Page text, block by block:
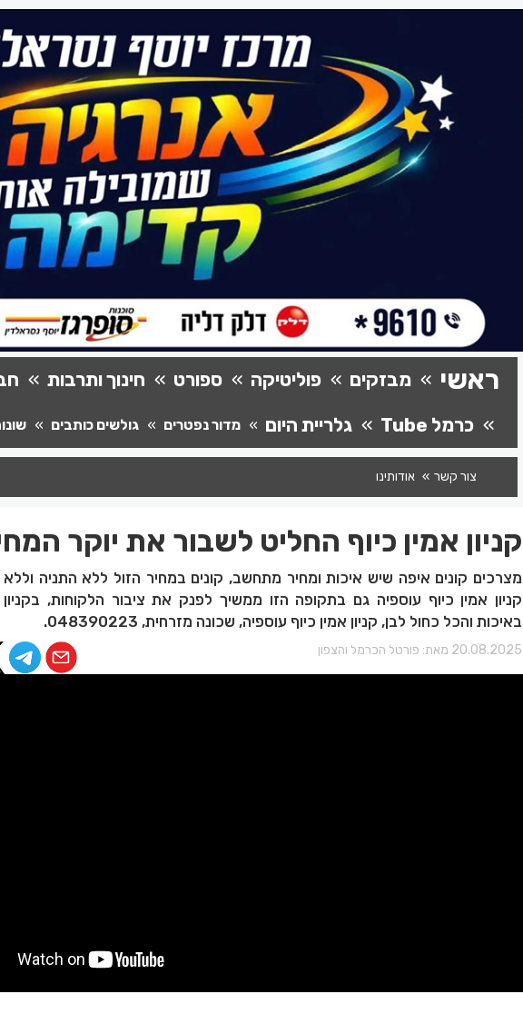
ראשי מבזקים פוליטיקה ספורט חינוך ותרבות
כרמל Tube
גלריית היום מדור נפטרים גולשים כותבים
צור קשר אודותינו
קניון אמין כיוף החליט לשבור את יוקר
מצרכים קונים איפה שיש איכות ומחיר מתחשב, קונים במחיר הזול ללא התניה
קניון אמין כיוף עוספיה גם בתקופה הזו ממשיך לפנק את ציבור הלקוחות, בקניון
באיכות והכל כחול לבן, קניון אמין כיוף עוספיה, שכונה מזרחית, 048390223.
20.08.2025 מאת: פורטל הכרמל והצפון